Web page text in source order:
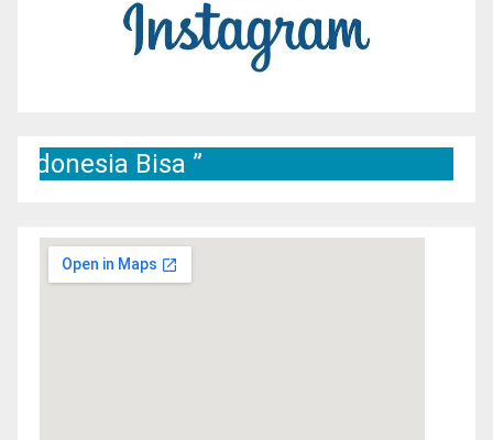
Bisa ”